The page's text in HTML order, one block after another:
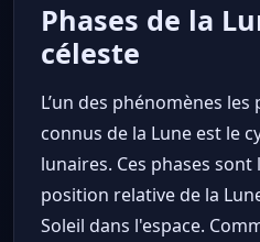
Phases de la
céleste
L’un des phénomènes
connus de la Lune est le
lunaires. Ces phases
position relative de la
Soleil dans l'espace.